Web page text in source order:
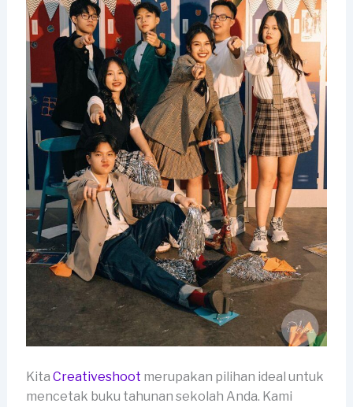
Kita Creativeshoot merupakan pilihan ideal untuk
mencetak buku tahunan sekolah Anda. Kami